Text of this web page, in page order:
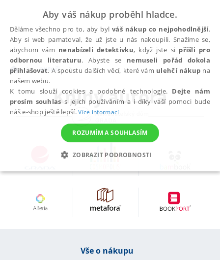
autoři
Knihy autora
Vše o nákupu
Aby váš nákup proběhl hladce.
Děláme všechno pro to, aby bylváš nákup co nejpohodlnější.
Aby si web pamatoval, že už jste u nás nakoupili. Snažíme se,
abychom vám nenabízeli detektivku, když jste si přišli pro
odbornou literaturu. Abyste se nemuseli pořád dokola
přihlašovat. A spoustu dalších věcí, které vám ulehčí nákup na
našem webu.
K tomu slouží cookies a podobné technologie. Dejte nám
prosím souhlas s jejich používáním a i díky vaší pomoci bude
náš e-shop ještě lepší.Více informací
ROZUMÍM A SOUHLASÍM
ZOBRAZIT PODROBNOSTI
NEZBYTNÉ ANALYTICKÉ MARKETINGOVÉ
FUNKČNÍ NEZAŘAZENÉ SOUBORY
Nezařazené soubory